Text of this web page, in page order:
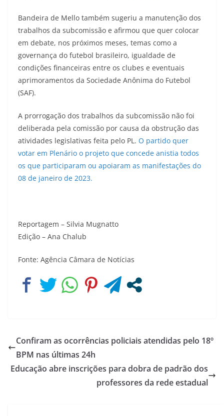
Bandeira de Mello também sugeriu a manutenção dos
trabalhos da subcomissão e afirmou que quer colocar
em debate, nos próximos meses, temas como a
governança do futebol brasileiro, igualdade de
condições financeiras entre os clubes e eventuais
aprimoramentos da Sociedade Anônima do Futebol
(SAF).
A prorrogação dos trabalhos da subcomissão não foi
deliberada pela comissão por causa da obstrução das
atividades legislativas feita pelo PL. O partido quer
votar em Plenário o projeto que concede anistia todos
os que participaram ou apoiaram as manifestações do
08 de janeiro de 2023.
Reportagem – Silvia Mugnatto
Edição – Ana Chalub
Fonte: Agência Câmara de Notícias
Confiram as ocorrências policiais atendidas pelo 18º
BPM nas últimas 24h
Educação abre inscrições para dobra de padrão dos
professores da rede estadual